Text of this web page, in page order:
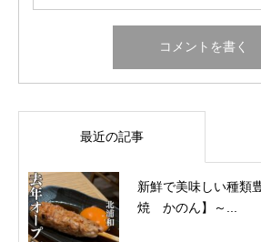
最近の記事
新鮮で美味しい種類
焼 かのん】～...